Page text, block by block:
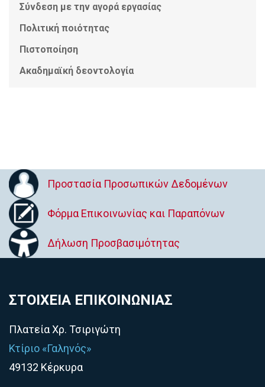
Σύνδεση με την αγορά εργασίας
Πολιτική ποιότητας
Πιστοποίηση
Ακαδημαϊκή δεοντολογία
Προστασία Προσωπικών Δεδομένων
Φόρμα Επικοινωνίας και Παραπόνων
Δήλωση Προσβασιμότητας
ΣΤΟΙΧΕΙΑ ΕΠΙΚΟΙΝΩΝΙΑΣ
Πλατεία Χρ. Τσιριγώτη
Κτίριο «Γαληνός»
49132 Κέρκυρα